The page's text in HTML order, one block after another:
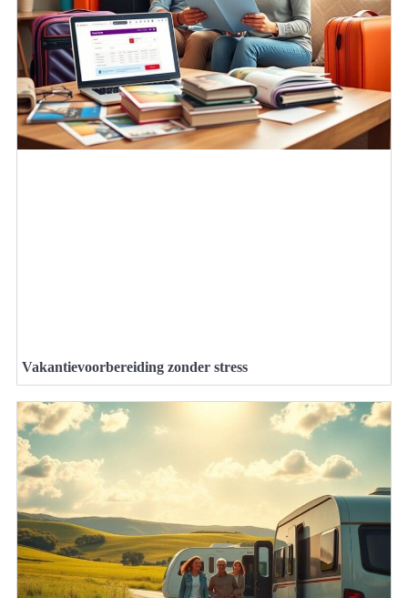
Vakantievoorbereiding zonder stress